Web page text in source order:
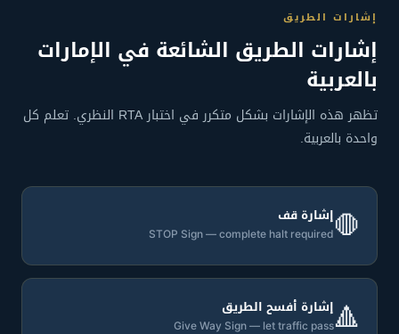
إشارات الطريق
إشارات الطريق الشائعة في الإمارات
بالعربية
تظهر هذه الإشارات بشكل متكرر في اختبار RTA النظري. تعلم كل
واحدة بالعربية.
🛑إشارة قف
STOP Sign — complete halt required
🔺إشارة أفسح الطريق
Give Way Sign — let traffic pass